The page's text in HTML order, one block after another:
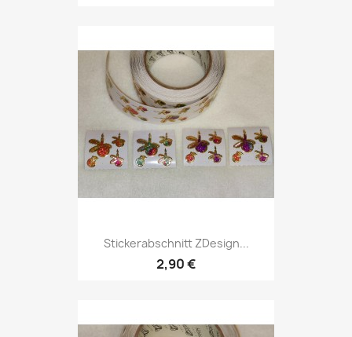
Stickerabschnitt ZDesign...
2,90 €